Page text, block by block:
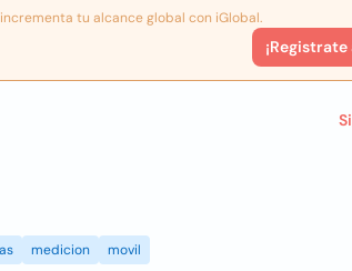
tu alcance global con iGlobal.
¡Registrate
medicion movil